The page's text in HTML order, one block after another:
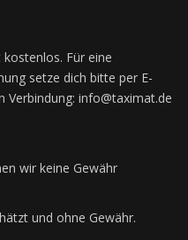
Für eine
setze dich bitte per E-
Verbindung: info@taximat.de
wir keine Gewähr
und ohne Gewähr.